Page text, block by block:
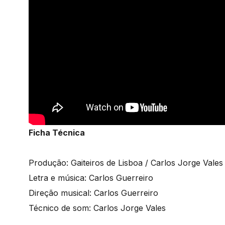
Ficha Técnica
Produção: Gaiteiros de Lisboa / Carlos Jorge Vales
Letra e música: Carlos Guerreiro
Direção musical: Carlos Guerreiro
Técnico de som: Carlos Jorge Vales